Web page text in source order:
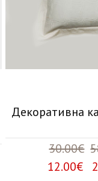
Декоративна
30.00€
12.00€